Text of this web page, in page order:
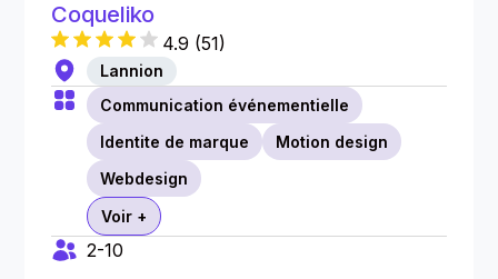
Coqueliko
4.9 (51)
Lannion
Communication événementielle
Identite de marque
Motion design
Webdesign
Voir +
2-10